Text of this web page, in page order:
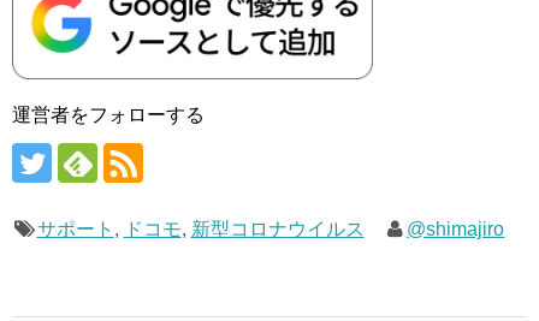
運営者をフォローする
サポート , ドコモ, 新型コロナウイルス @shimajiro